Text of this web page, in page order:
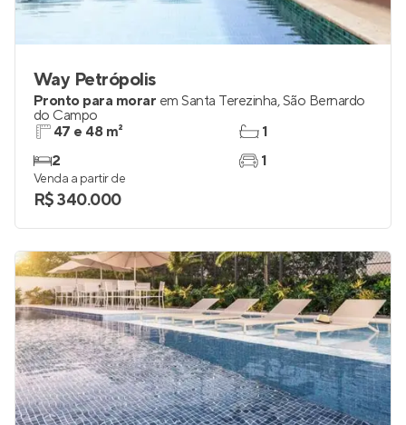
Way Petrópolis
Pronto para morar em Santa Terezinha,São Bernardo
do Campo
47 e 48 m²
2
1
1
Venda a partir de
R$ 340.000